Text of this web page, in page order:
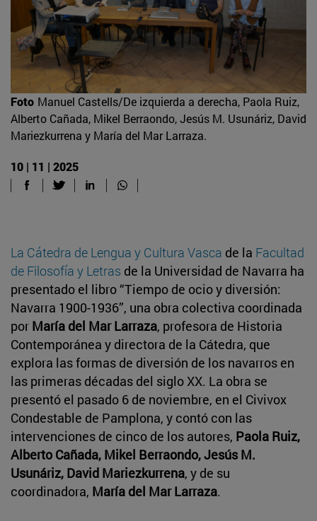
Foto Manuel Castells/De izquierda a derecha, Paola Ruiz,
Alberto Cañada, Mikel Berraondo, Jesús M. Usunáriz, David
Mariezkurrena y María del Mar Larraza.
10 | 11 | 2025
La Cátedra de Lengua y Cultura Vasca de la Facultad
de Filosofía y Letras de la Universidad de Navarra ha
presentado el libro “Tiempo de ocio y diversión:
Navarra 1900-1936”, una obra colectiva coordinada
por María del Mar Larraza, profesora de Historia
Contemporánea y directora de la Cátedra, que
explora las formas de diversión de los navarros en
las primeras décadas del siglo XX. La obra se
presentó el pasado 6 de noviembre, en el Civivox
Condestable de Pamplona, y contó con las
intervenciones de cinco de los autores, Paola Ruiz,
Alberto Cañada, Mikel Berraondo, Jesús M.
Usunáriz, David Mariezkurrena, y de su
coordinadora, María del Mar Larraza.